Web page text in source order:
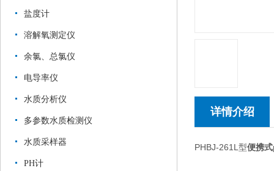
盐度计
溶解氧测定仪
余氯、总氯仪
电导率仪
水质分析仪
多参数水质检测仪
水质采样器
PH计
详情介绍
PHBJ-261L型便携